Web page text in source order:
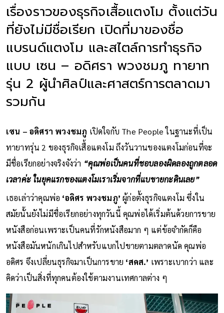
เรื่องราวของธุรกิจเสื้อแตงโม ตั้งแต่วัน
ที่ยังไม่มีชื่อเรียก เปิดที่มาของชื่อ
แบรนด์แตงโม และสไตล์การทำธุรกิจ
แบบ เซน – อดิศรา พวงชมภู ทายาท
รุ่น 2 ผู้นำศิลป์และศาสตร์การตลาดมา
รวมกัน
เซน – อดิศรา พวงชมภู เปิดใจกับ The People ในฐานะที่เป็น
ทายาทรุ่น 2 ของธุรกิจเสื้อแตงโม ถึงวันวานของแตงโมก่อนที่จะ
มีชื่อเรียกอย่างจริงจังว่า “คุณพ่อเป็นคนที่ชอบลองผิดลองถูกตลอด
เวลาค่ะ ในยุคแรกของแตงโมเราเริ่มจากที่แบขายกะดินเลย”
เธอเล่าว่าคุณพ่อ ‘อดิศร พวงชมภู’ ผู้ก่อตั้งธุรกิจแตงโม ซึ่งใน
สมัยนั้นยังไม่มีชื่อเรียกอย่างทุกวันนี้ คุณพ่อได้เริ่มต้นด้วยการขาย
หนังสือก่อนเพราะเป็นคนที่รักหนังสือมาก ๆ แต่ข้อจำกัดก็คือ
หนังสือมันหนักเกินไปสำหรับแบกไปขายตามตลาดนัด คุณพ่อ
อดิศร จึงเปลี่ยนธุรกิจมาเป็นการขาย ‘สคส.’ เพราะเบากว่า และ
คิดว่าเป็นสิ่งที่ทุกคนต้องใช้ตามงานเทศกาลต่าง ๆ